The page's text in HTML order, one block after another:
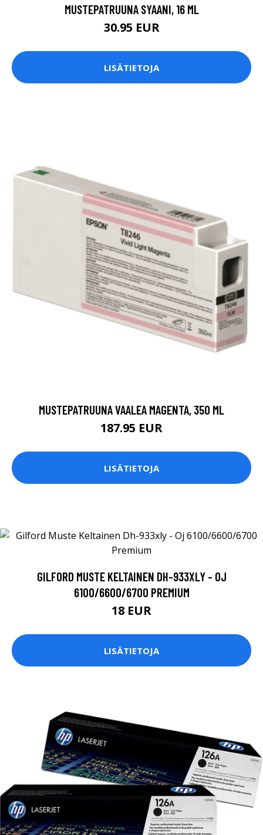
MUSTEPATRUUNA SYAANI, 16 ML
30.95 EUR
LISÄTIETOJA
MUSTEPATRUUNA VAALEA MAGENTA, 350 ML
187.95 EUR
LISÄTIETOJA
GILFORD MUSTE KELTAINEN DH-933XLY - OJ
6100/6600/6700 PREMIUM
18 EUR
LISÄTIETOJA